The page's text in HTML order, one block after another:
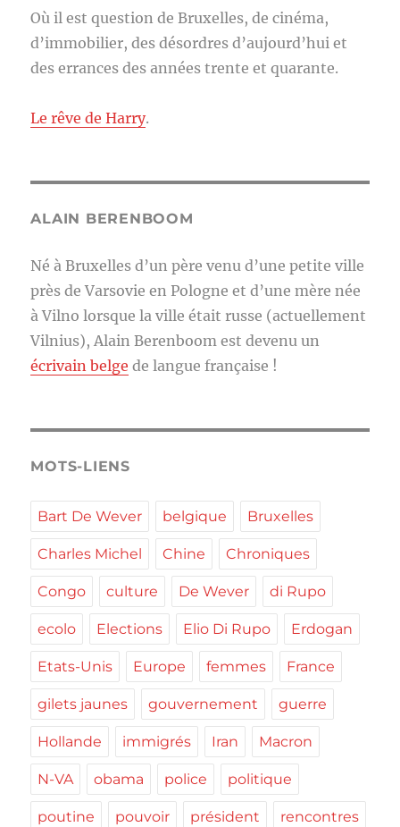
Où il est question de Bruxelles, de cinéma,
d’immobilier, des désordres d’aujourd’hui et
des errances des années trente et quarante.
Le rêve de Harry.
ALAIN BERENBOOM
Né à Bruxelles d’un père venu d’une petite ville
près de Varsovie en Pologne et d’une mère née
à Vilno lorsque la ville était russe (actuellement
Vilnius), Alain Berenboom est devenu un
écrivain belge de langue française !
MOTS-LIENS
Bart De Wever belgique Bruxelles
Charles Michel Chine Chroniques
Congo culture De Wever di Rupo
ecolo Elections Elio Di Rupo Erdogan
Etats-Unis Europe femmes France
gilets jaunes gouvernement guerre
Hollande immigrés Iran Macron
N-VA obama police politique
poutine pouvoir président rencontres